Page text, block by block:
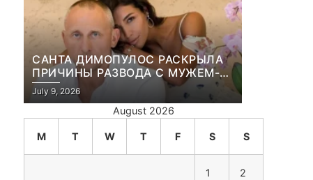
САНТА ДИМОПУЛОС РАСКРЫЛА
ПРИЧИНЫ РАЗВОДА С МУЖЕМ-
БИЗНЕСМЕНОМ
July 9, 2026
August 2026
M T W T F S S
1 2